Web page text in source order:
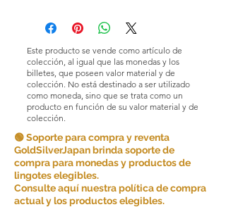
Este producto se vende como artículo de
colección, al igual que las monedas y los
billetes, que poseen valor material y de
colección. No está destinado a ser utilizado
como moneda, sino que se trata como un
producto en función de su valor material y de
colección.
🟢 Soporte para compra y reventa
GoldSilverJapan brinda soporte de
compra para monedas y productos de
lingotes elegibles.
Consulte aquí nuestra política de compra
actual y los productos elegibles.